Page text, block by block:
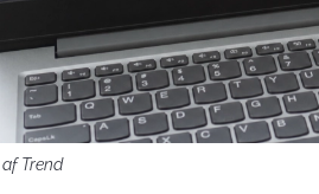
Trend